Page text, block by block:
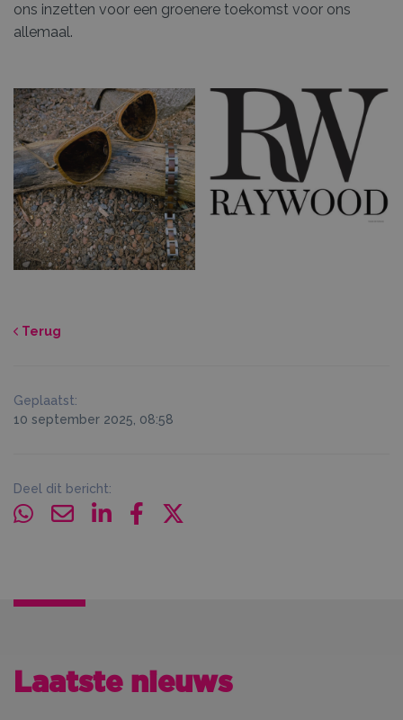
Terug
Geplaatst:
10 september 2025, 08:58
Deel dit bericht:
ons inzetten voor een groenere toekomst voor ons
allemaal.
Laatste nieuws